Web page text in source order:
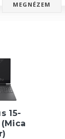
MEGNÉZEM
15-